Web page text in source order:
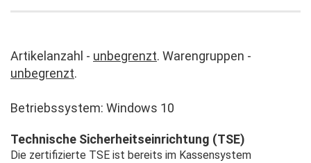
Artikelanzahl - unbegrenzt. Warengruppen -
unbegrenzt.
Betriebssystem: Windows 10
Technische Sicherheitseinrichtung (TSE)
Die zertifizierte TSE ist bereits im Kassensystem